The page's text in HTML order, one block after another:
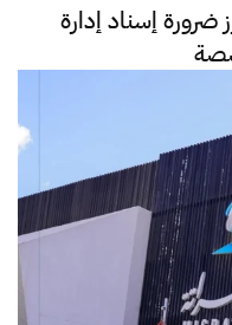
ضرورة إسناد إدارة